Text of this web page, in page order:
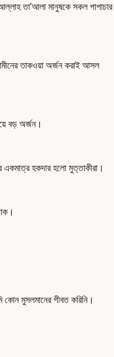
তা'আলা মানুষকে সকল পাপাচার
তাকওয়া অর্জন করাই আসল
বড় অর্জন।
হকদার হলো মুত্তাকীরা।
কোন মুসলমানের গীবত করিনি।